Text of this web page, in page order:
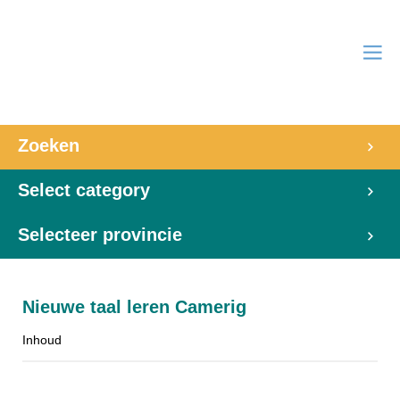
Zoeken
Select category
Selecteer provincie
Nieuwe taal leren Camerig
Inhoud